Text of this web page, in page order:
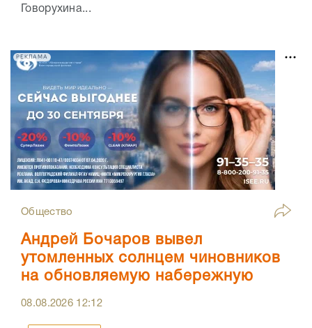
Говорухина...
РЕКЛАМА
Общество
Андрей Бочаров вывел
утомленных солнцем чиновников
на обновляемую набережную
08.08.2026 12:12